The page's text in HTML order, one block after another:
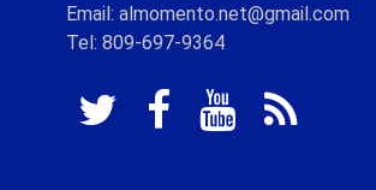
Email: almomento.net@gmail.com
Tel: 809-697-9364